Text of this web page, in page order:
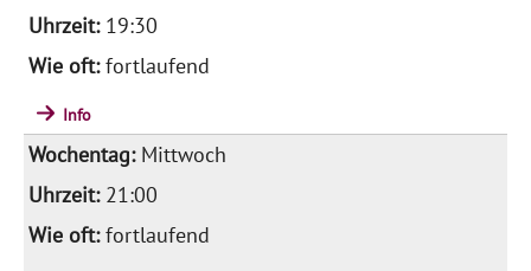
19:30
fortlaufend
Info
Mittwoch
21:00
fortlaufend